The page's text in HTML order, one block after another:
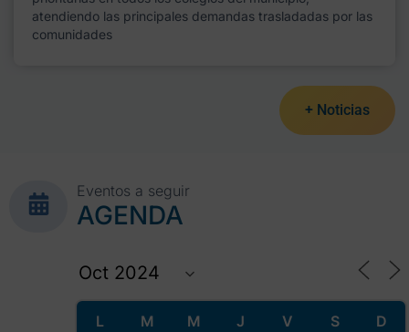
atendiendo las principales demandas trasladadas por las
comunidades
+ Noticias
Eventos a seguir
AGENDA
L M M J V S D